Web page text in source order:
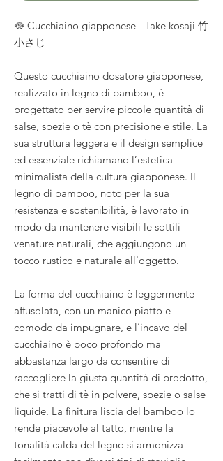
🥘 Cucchiaino giapponese - Take kosaji 竹
小さじ
Questo cucchiaino dosatore giapponese,
realizzato in legno di bamboo, è
progettato per servire piccole quantità di
salse, spezie o tè con precisione e stile. La
sua struttura leggera e il design semplice
ed essenziale richiamano l’estetica
minimalista della cultura giapponese. Il
legno di bamboo, noto per la sua
resistenza e sostenibilità, è lavorato in
modo da mantenere visibili le sottili
venature naturali, che aggiungono un
tocco rustico e naturale all'oggetto.
La forma del cucchiaino è leggermente
affusolata, con un manico piatto e
comodo da impugnare, e l’incavo del
cucchiaino è poco profondo ma
abbastanza largo da consentire di
raccogliere la giusta quantità di prodotto,
che si tratti di tè in polvere, spezie o salse
liquide. La finitura liscia del bamboo lo
rende piacevole al tatto, mentre la
tonalità calda del legno si armonizza